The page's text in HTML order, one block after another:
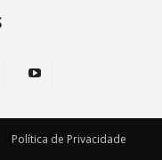
Política de Privacidade